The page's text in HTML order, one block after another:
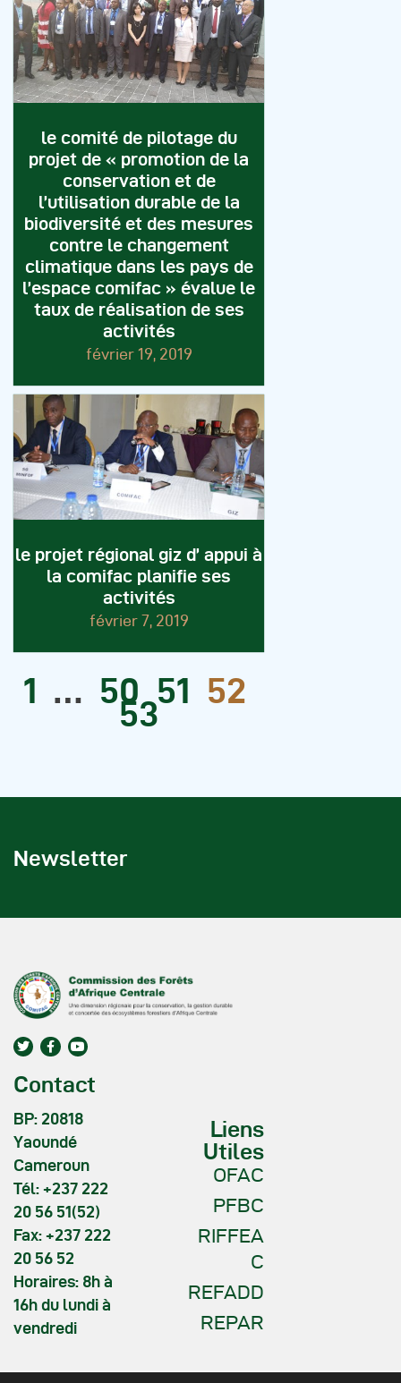
le comité de pilotage du
projet de « promotion de la
conservation et de
l’utilisation durable de la
biodiversité et des mesures
contre le changement
climatique dans les pays de
l’espace comifac » évalue le
taux de réalisation de ses
activités
février 19, 2019
le projet régional giz d’ appui à
la comifac planifie ses
activités
février 7, 2019
1 … 50 51 52
53
Newsletter
Contact
BP: 20818
Yaoundé
Cameroun
Tél: +237 222
20 56 51(52)
Fax: +237 222
20 56 52
Horaires: 8h à
16h du lundi à
vendredi
Liens
Utiles
OFAC
PFBC
RIFFEA
C
REFADD
REPAR